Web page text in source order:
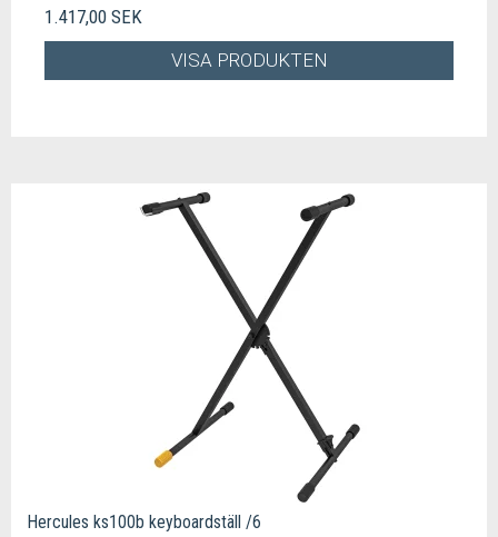
1.417,00 SEK
VISA PRODUKTEN
Hercules ks100b keyboardställ /6